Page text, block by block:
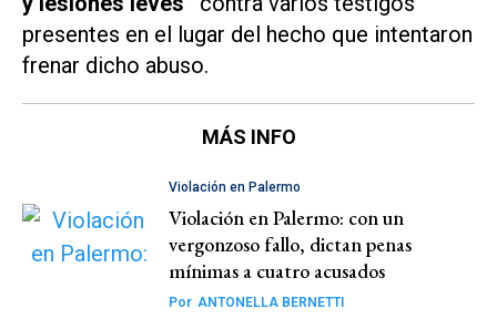
presentes en el lugar del hecho que intentaron
frenar dicho abuso.
MÁS INFO
Violación en Palermo
Violación en Palermo: con un
vergonzoso fallo, dictan penas
mínimas a cuatro acusados
Por ANTONELLA BERNETTI